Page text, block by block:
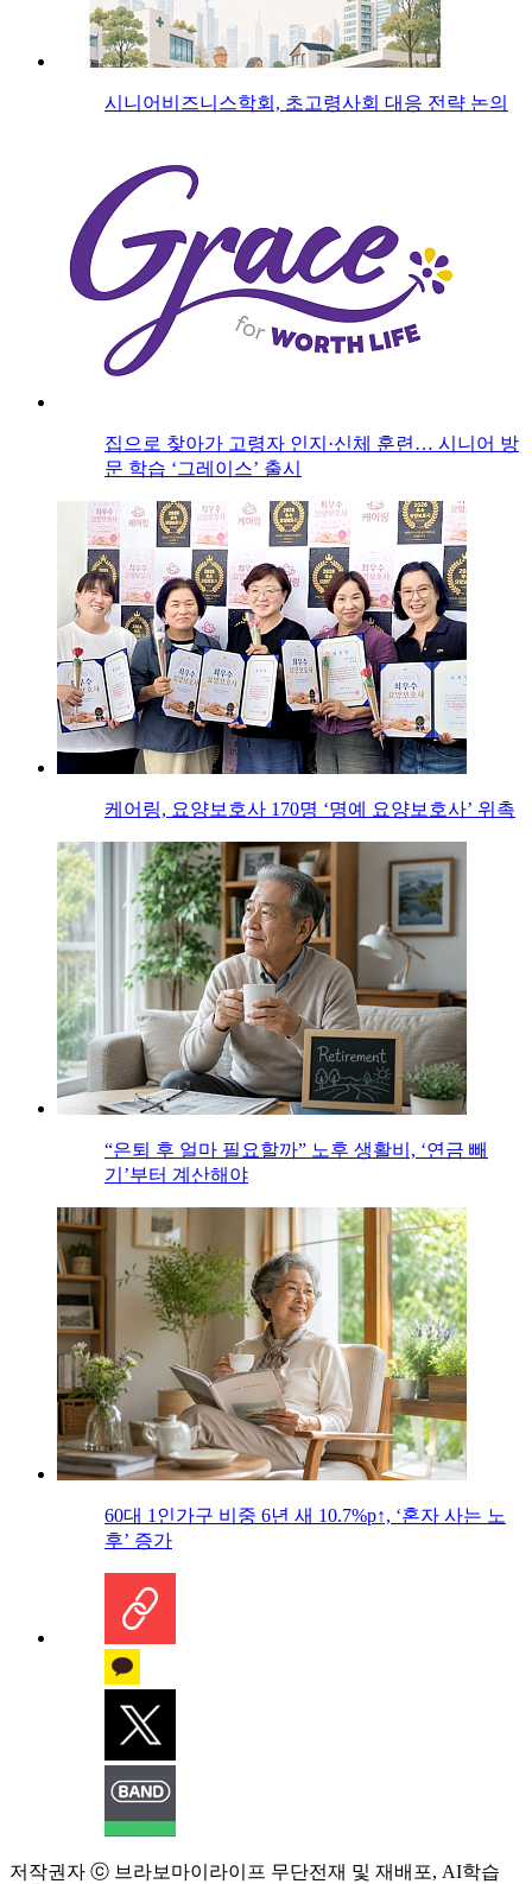
시니어비즈니스학회, 초고령사회 대응 전략 논의
집으로 찾아가 고령자 인지·신체 훈련… 시니어 방
문 학습 ‘그레이스’ 출시
케어링, 요양보호사 170명 ‘명예 요양보호사’ 위촉
“은퇴 후 얼마 필요할까” 노후 생활비, ‘연금 빼
기’부터 계산해야
60대 1인가구 비중 6년 새 10.7%p↑, ‘혼자 사는 노
후’ 증가
저작권자 ⓒ 브라보마이라이프 무단전재 및 재배포, AI학습